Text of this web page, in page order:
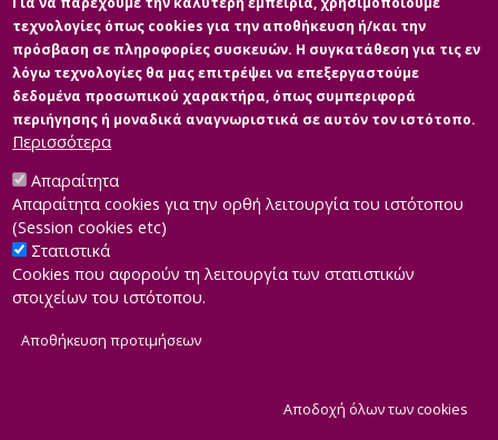
Developed byINTEROPTICS
τεχνολογίες όπως cookies για την αποθήκευση ή/και την
πρόσβαση σε πληροφορίες συσκευών. Η συγκατάθεση για τις εν
λόγω τεχνολογίες θα μας επιτρέψει να επεξεργαστούμε
δεδομένα προσωπικού χαρακτήρα, όπως συμπεριφορά
περιήγησης ή μοναδικά αναγνωριστικά σε αυτόν τον ιστότοπο.
Περισσότερα
Απαραίτητα
Απαραίτητα cookies για την ορθή λειτουργία του ιστότοπου
(Session cookies etc)
Στατιστικά
Cookies που αφορούν τη λειτουργία των στατιστικών
στοιχείων του ιστότοπου.
Αποθήκευση προτιμήσεων
Αποδοχή όλων των cookies